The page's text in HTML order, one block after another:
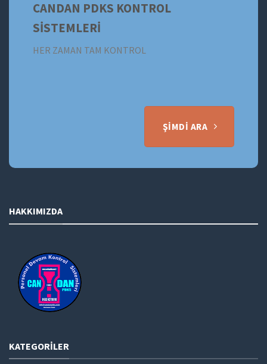
CANDAN PDKS KONTROL
SİSTEMLERİ
HER ZAMAN TAM KONTROL
ŞIMDI ARA
HAKKIMIZDA
KATEGORILER